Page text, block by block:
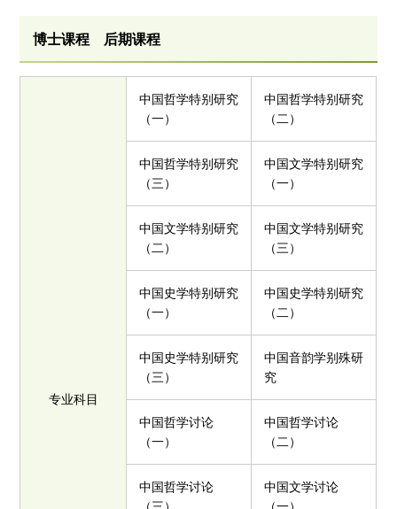
博士课程 后期课程
专业科目
中国哲学特别研究
（一）
中国哲学特别研究
（二）
中国哲学特别研究
（三）
中国文学特别研究
（一）
中国文学特别研究
（二）
中国文学特别研究
（三）
中国史学特别研究
（一）
中国史学特别研究
（二）
中国史学特别研究
（三）
中国音韵学别殊研
究
中国哲学讨论
（一）
中国哲学讨论
（二）
中国哲学讨论
中国文学讨论